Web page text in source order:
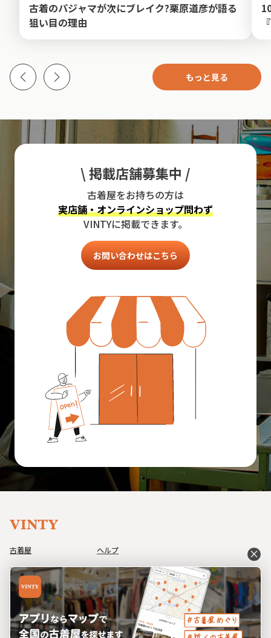
古着のパジャマが次にブレイク?栗原道彦が語る
狙い目の理由
もっと見る
\ 掲載店舗募集中 /
古着屋をお持ちの方は
実店舗・オンラインショップ問わず
VINTYに掲載できます。
お問い合わせはこちら
close
古着屋
アイテム
コーデ
イベント
ブログ
ヘルプ
利用規約
プライバシーポリシー
特定商取引法に基づく表記
運営会社